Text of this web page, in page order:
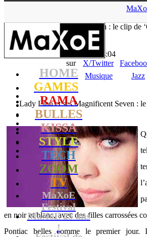
HOME
GAMES
RAMA
BULLES
KISSA
STYLE
TECH
ZOOM
TV
MaXoE
Festival
MaXoE 25 ans
!
Magnificent Seven : le clip de
- 19.12.11, 14:04
sur
X/Twitter
Musique
Jazz
Lady Linn et ses Magnificent Seven :
en noir et blanc, avec des filles carrossées
Pontiac belles comme le premier